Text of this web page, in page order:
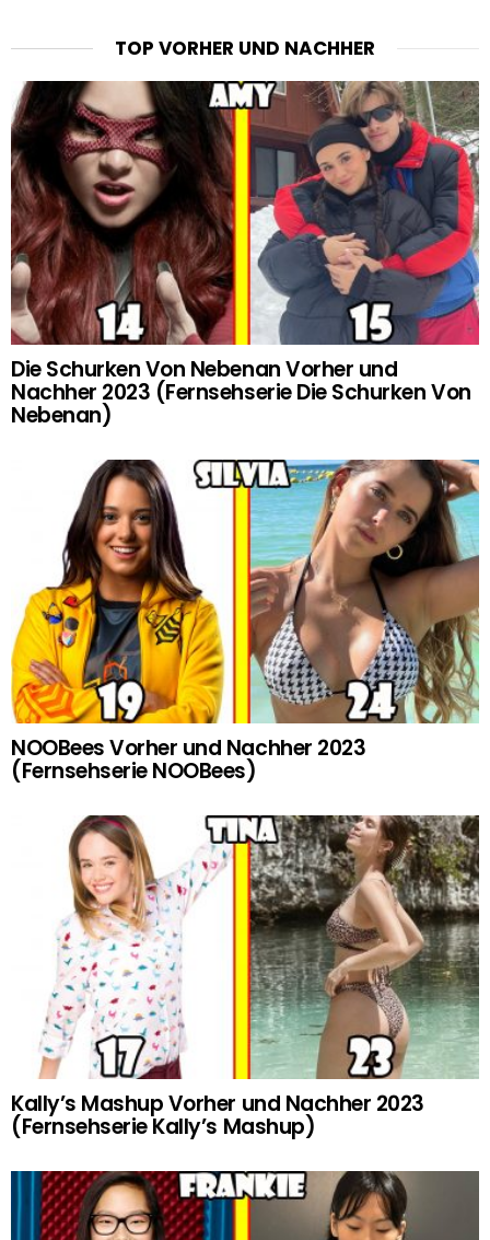
TOP VORHER UND NACHHER
Die Schurken Von Nebenan Vorher und
Nachher 2023 (Fernsehserie Die Schurken Von
Nebenan)
NOOBees Vorher und Nachher 2023
(Fernsehserie NOOBees)
Kally’s Mashup Vorher und Nachher 2023
(Fernsehserie Kally’s Mashup)